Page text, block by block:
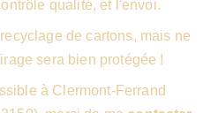
qualité, et l'envoi.
de cartons, mais ne
sera bien protégée !
à Clermont-Ferrand